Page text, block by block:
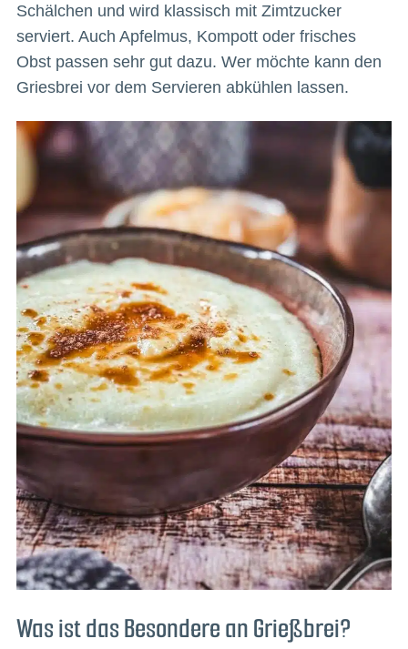
Schälchen und wird klassisch mit Zimtzucker
serviert. Auch Apfelmus, Kompott oder frisches
Obst passen sehr gut dazu. Wer möchte kann den
Griesbrei vor dem Servieren abkühlen lassen.
Was ist das Besondere an Grießbrei?